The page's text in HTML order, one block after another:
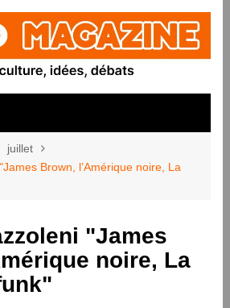
juillet
Brown, l’Amérique noire, La
"James
noire, La